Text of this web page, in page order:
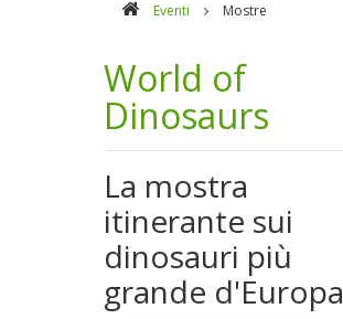
Eventi Mostre
World of
Dinosaurs
La mostra
itinerante sui
dinosauri più
grande d'Europa